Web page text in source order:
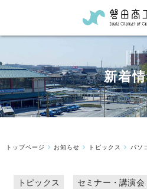
新着
トップページ お知らせ トピックス
トピックス セミナー・講演会